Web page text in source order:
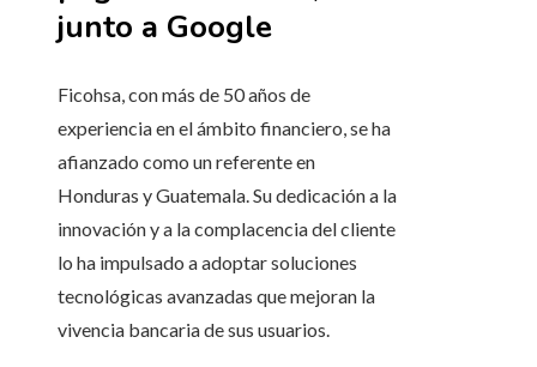
junto a Google
Ficohsa, con más de 50 años de
experiencia en el ámbito financiero, se ha
afianzado como un referente en
Honduras y Guatemala. Su dedicación a la
innovación y a la complacencia del cliente
lo ha impulsado a adoptar soluciones
tecnológicas avanzadas que mejoran la
vivencia bancaria de sus usuarios.